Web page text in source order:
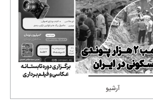
آرشیو